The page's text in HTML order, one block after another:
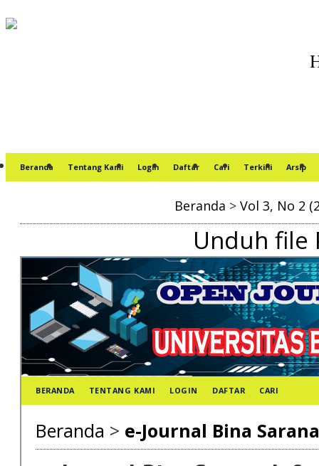
Beranda Tentang Kami Login Daftar Cari Terkini Arsip
Beranda > Vol 3, No 2
Unduh file